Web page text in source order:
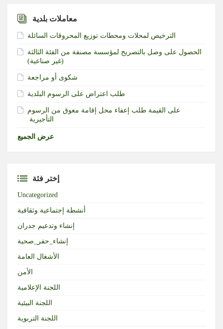
معاملات بلدية
الترخيص لمحلات ومحطات توزيع المحروقات السائلة
الحصول على وصل بالتصريح لمؤسسة مصنفة من الفئة الثالثة
(غير صناعية)‏
شكوى أو مراجعة
طلب اعتراض على الرسوم البلدية
طلب إعفاء محل إقامة معوق من الرسوم‎ ‎على القيمة
التأجيرية ‏
عرض الجميع
إختر فئة
Uncategorized
أنشطة إجتماعية وثقافية
إنشاء وتدعيم جدران
إنشاء_حفر_صحية
الأشغال العامة
الأمن
اللجنة الإعلامية
اللجنة البيئية
اللجنة التربوية